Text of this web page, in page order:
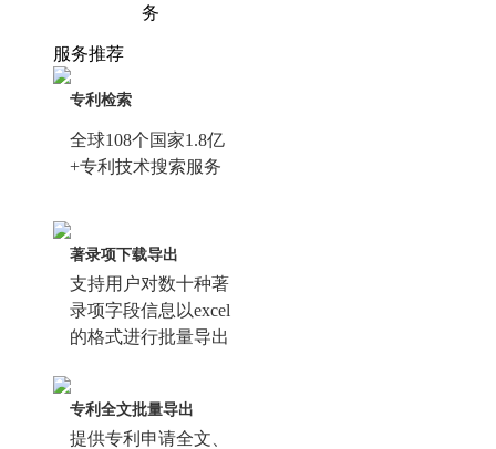
务
服务推荐
专利检索
全球108个国家1.8亿
+专利技术搜索服务
著录项下载导出
支持用户对数十种著
录项字段信息以excel
的格式进行批量导出
专利全文批量导出
提供专利申请全文、